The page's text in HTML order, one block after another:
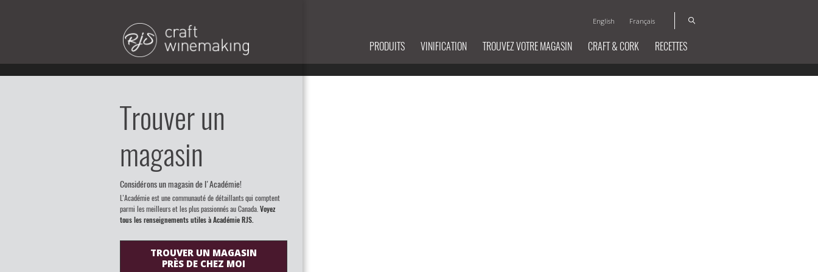
English Français
PRODUITS VINIFICATION TROUVEZ VOTRE MAGASIN CRAFT & CORK RECETTES
Trouver un
magasin
Considérons un magasin de l'Académie!
L’Académie est une communauté de détaillants qui comptent
parmi les meilleurs et les plus passionnés au Canada. Voyez
tous les renseignements utiles à Académie RJS.
TROUVER UN MAGASIN
PRÈS DE CHEZ MOI